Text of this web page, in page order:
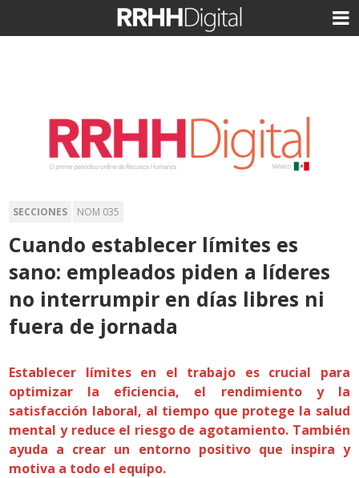
SECCIONES NOM 035
Cuando establecer límites es
sano: empleados piden a líderes
no interrumpir en días libres ni
fuera de jornada
Establecer límites en el trabajo es crucial para
optimizar la eficiencia, el rendimiento y la
satisfacción laboral, al tiempo que protege la salud
mental y reduce el riesgo de agotamiento. También
ayuda a crear un entorno positivo que inspira y
motiva a todo el equipo.